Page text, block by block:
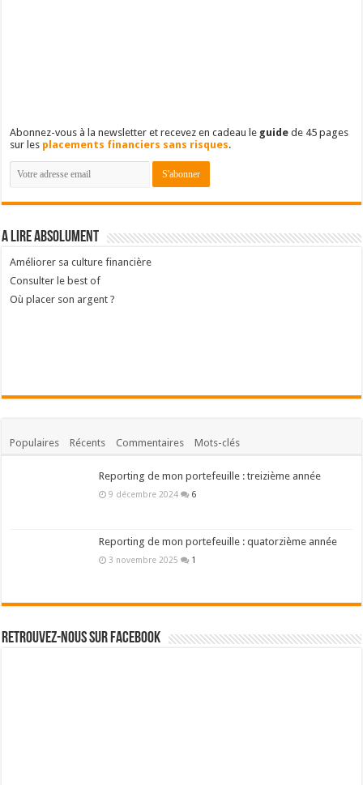
Abonnez-vous à la newsletter et recevez en cadeau le guide de 45 pages
sur les placements financiers sans risques.
A lire absolument
Améliorer sa culture financière
Consulter le best of
Où placer son argent ?
Populaires Récents Commentaires Mots-clés
Reporting de mon portefeuille : treizième année
9 décembre 2024 6
Reporting de mon portefeuille : quatorzième année
3 novembre 2025 1
Retrouvez-nous sur Facebook